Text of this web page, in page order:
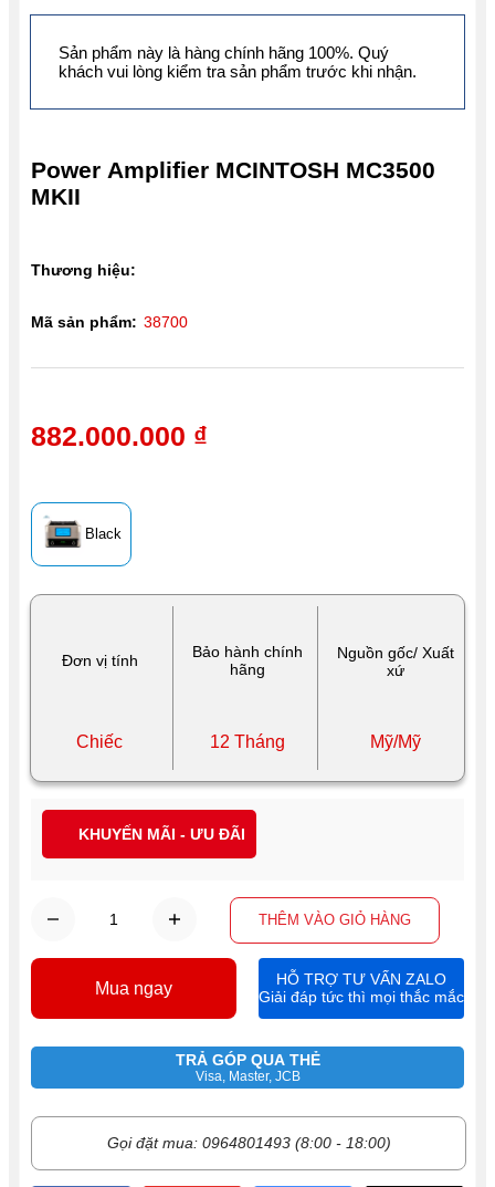
Đơn vị tính
Bảo hành chính
hãng
Nguồn gốc/ Xuất
xứ
Chiếc 12 Tháng Mỹ/Mỹ
Power Amplifier MCINTOSH MC3500
MKII
Black
THÊM VÀO GIỎ HÀNG
TRẢ GÓP QUA THẺ
Visa, Master, JCB
Gọi đặt mua: 0964801493 (8:00 - 18:00)
882.000.000 ₫
Thương hiệu:
Mã sản phẩm: 38700
Mua ngay
HỖ TRỢ TƯ VẤN ZALO
Giải đáp tức thì mọi thắc mắc
KHUYẾN MÃI - ƯU ĐÃI
Sản phẩm này là hàng chính hãng 100%. Quý
khách vui lòng kiểm tra sản phẩm trước khi nhận.